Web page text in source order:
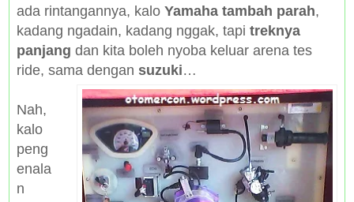
ada rintangannya, kalo Yamaha tambah parah,
kadang ngadain, kadang nggak, tapi treknya
panjang dan kita boleh nyoba keluar arena tes
ride, sama dengan suzuki…
Nah,
kalo
peng
enala
n